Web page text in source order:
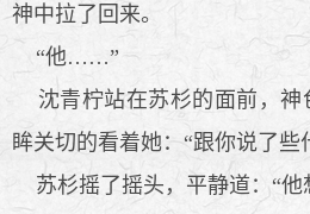
神中拉了回来。
“他……”
沈青柠站在苏杉的面前，神
眸关切的看着她：“跟你说了些
苏杉摇了摇头，平静道：“他